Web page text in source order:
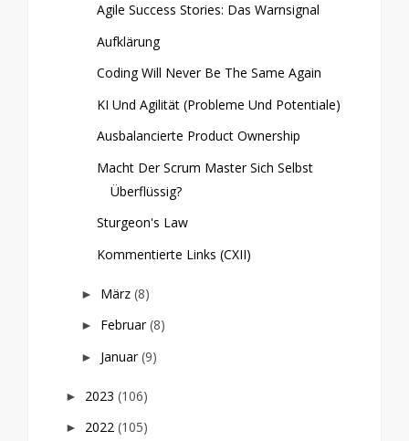
Agile Success Stories: Das Warnsignal
Aufklärung
Coding Will Never Be The Same Again
KI Und Agilität (Probleme Und Potentiale)
Ausbalancierte Product Ownership
Macht Der Scrum Master Sich Selbst
Überflüssig?
Sturgeon's Law
Kommentierte Links (CXII)
► März (8)
► Februar(8)
► Januar(9)
► 2023 (106)
► 2022 (105)